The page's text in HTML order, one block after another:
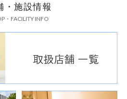
・施設情報
・FACILITY INFO